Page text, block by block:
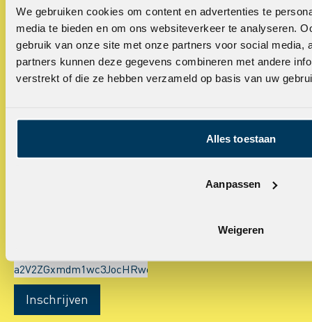
We gebruiken cookies om content en advertenties te
media te bieden en om ons websiteverkeer te analyseren.
gebruik van onze site met onze partners voor social media,
partners kunnen deze gegevens combineren met andere
verstrekt of die ze hebben verzameld op basis van uw
Alles toestaan
Aanpassen
Weigeren
Nieuwe projecten, ontwikkelingen in de branche en ander
nieuws… dat zie je in onze nieuwsbrief. Een paar keer per
jaar ontvangen in je mailbox? Schrijf je hier in.
Inschrijven